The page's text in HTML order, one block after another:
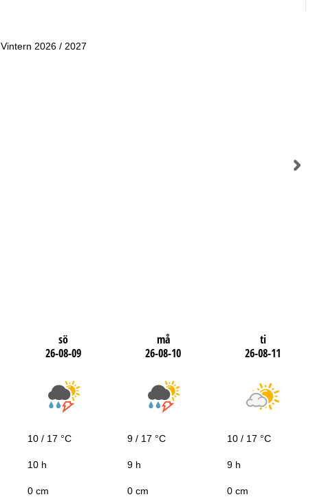
Vintern 2026 / 2027
sö
26-08-09
må
26-08-10
ti
26-08-11
10 / 17 °C 9 / 17 °C 10 / 17 °C
10 h 9 h 9 h
0 cm 0 cm 0 cm